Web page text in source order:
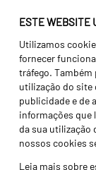
ESTE WEBSITE
Utilizamos
fornecer
tráfego.
utilização do site
publicidade e de
informações que
da sua utilização
nossos cookies
Leia mais sobre
Política de
Canal de
Termos e